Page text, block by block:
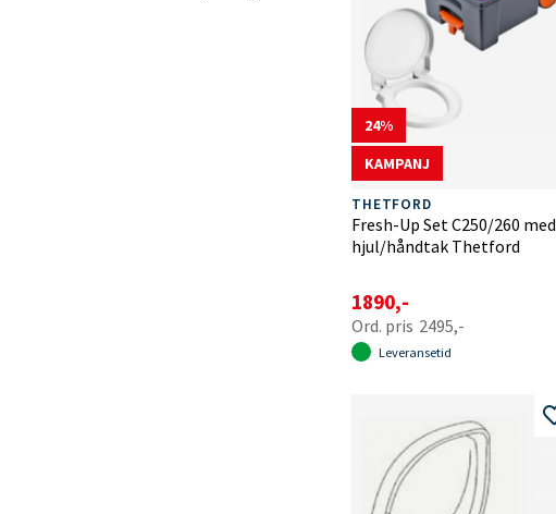
24
KAMPANJ
THETFORD
Fresh-Up Set C250/260 med
hjul/håndtak Thetford
1890,-
2495,-
Leveransetid